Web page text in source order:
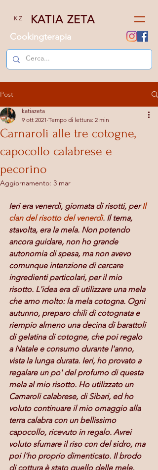
K Z KATIA ZETA
Cookingterapia
Post
Carnaroli alle tre cotogne,
capocollo calabrese e
pecorino
katiazeta
9 ott 2021 Tempo di lettura: 2 min
Aggiornamento: 3 mar
Ieri era venerdì, giornata di risotti, per Il
clan del risotto del venerdì. Il tema,
stavolta, era la mela. Non potendo
ancora guidare, non ho grande
autonomia di spesa, ma non avevo
comunque intenzione di cercare
ingredienti particolari, per il mio
risotto. L'idea era di utilizzare una mela
che amo molto: la mela cotogna. Ogni
autunno, preparo chili di cotognata e
riempio almeno una decina di barattoli
di gelatina di cotogne, che poi regalo
a Natale e consumo durante l'anno,
vista la lunga durata. Ieri, ho provato a
regalare un po' del profumo di questa
mela al mio risotto. Ho utilizzato un
Carnaroli calabrese, di Sibari, ed ho
voluto continuare il mio omaggio alla
terra calabra con un bellissimo
capocollo, ricevuto in regalo. Avrei
voluto sfumare il riso con del sidro, ma
poi l'ho proprio dimenticato. Il brodo
di cottura è stato quello delle mele,